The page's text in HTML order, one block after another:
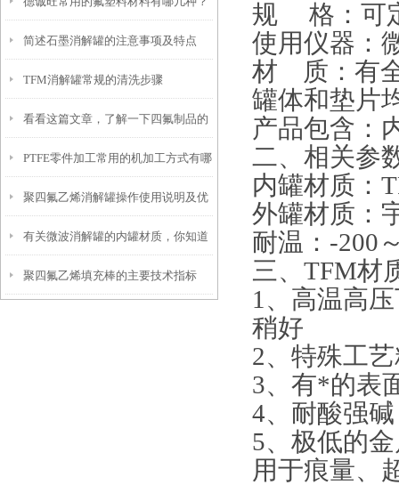
吧
简述石墨消解罐的注意事项及特点
TFM消解罐常规的清洗步骤
看看这篇文章，了解一下四氟制品的
应用
PTFE零件加工常用的机加工方式有哪
几种？
聚四氟乙烯消解罐操作使用说明及优
势
有关微波消解罐的内罐材质，你知道
多少？
聚四氟乙烯填充棒的主要技术指标
规 格：可
使用仪器：
材 质：有全
罐体和垫片
产品包含：
二、相关参
内罐材质：
外罐材质：
耐温：-200
三、TFM材
1、高温高
稍好
2、特殊工
3、有*的表
4、耐酸强
5、极低的
用于痕量、